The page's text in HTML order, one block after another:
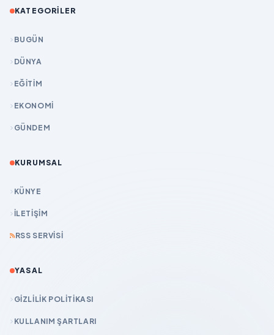
KATEGORILER
BUGÜN
DÜNYA
EĞİTİM
EKONOMİ
GÜNDEM
KURUMSAL
KÜNYE
İLETIŞIM
RSS SERVISI
YASAL
GIZLILIK POLITIKASI
KULLANIM ŞARTLARI